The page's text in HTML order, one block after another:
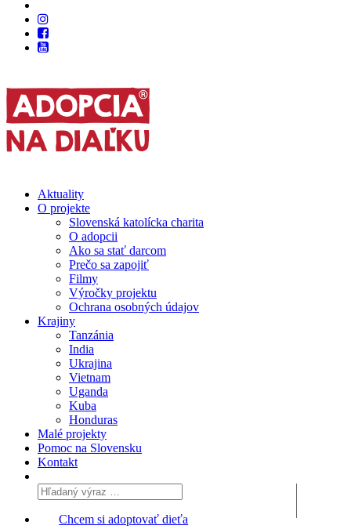
Aktuality
O projekte
Slovenská katolícka charita
O adopcii
Ako sa stať darcom
Prečo sa zapojiť
Filmy
Výročky projektu
Ochrana osobných údajov
Krajiny
Tanzánia
India
Ukrajina
Vietnam
Uganda
Kuba
Honduras
Malé projekty
Pomoc na Slovensku
Kontakt
Chcem si adoptovať dieťa